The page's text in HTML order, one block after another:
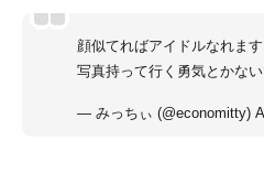
顔似てればアイドルなれま
写真持って行く勇気とかな
— みっちぃ (@economitty)